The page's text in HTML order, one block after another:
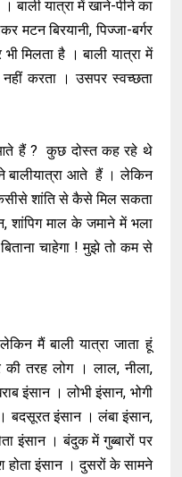
बाली यात्रा में खाने-पीने का
बिरयानी, पिज्जा-बर्गर
मिलता है । बाली यात्रा में
करता । उसपर स्वच्छता
आते हैं ? कुछ दोस्त कह रहे थे
आते हैं । लेकिन
शांति से कैसे मिल सकता
माल के जमाने में भला
चाहेगा ! मुझे तो कम से
मैं बाली यात्रा जाता हूं
तरह लोग । लाल, नीला,
इंसान । लोभी इंसान, भोगी
बदसूरत इंसान । लंबा इंसान,
इंसान । बंदुक में गुब्बारों पर
इंसान । दुसरों के सामने